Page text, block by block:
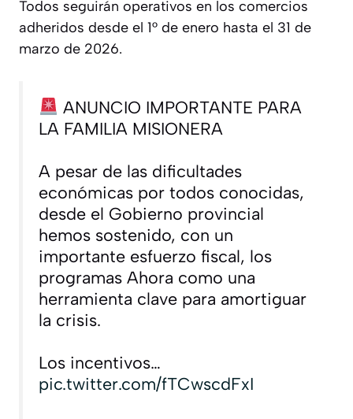
Todos seguirán operativos en los comercios
adheridos desde el 1° de enero hasta el 31 de
marzo de 2026.
ANUNCIO IMPORTANTE PARA
LA FAMILIA MISIONERA
A pesar de las dificultades
económicas por todos conocidas,
desde el Gobierno provincial
hemos sostenido, con un
importante esfuerzo fiscal, los
programas Ahora como una
herramienta clave para amortiguar
la crisis.
Los incentivos…
pic.twitter.com/fTCwscdFxI